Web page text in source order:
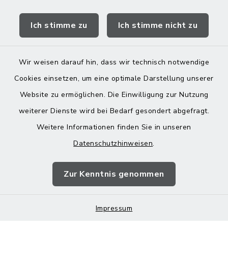
Ich stimme zu Ich stimme nicht zu
Wir weisen darauf hin, dass wir technisch notwendige
Cookies einsetzen, um eine optimale Darstellung unserer
Website zu ermöglichen. Die Einwilligung zur Nutzung
weiterer Dienste wird bei Bedarf gesondert abgefragt.
Weitere Informationen finden Sie in unseren
Datenschutzhinweisen.
Zur Kenntnis genommen
Impressum
Landratsamt Mühldorf
Barrierefreiheit
Impressum
Sitemap